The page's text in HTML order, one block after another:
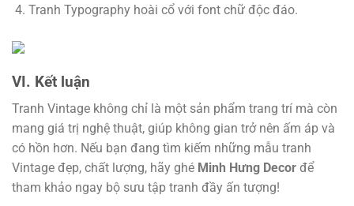
Tranh Typography hoài cổ với font chữ độc đáo.
VI. Kết luận
Tranh Vintage không chỉ là một sản phẩm trang trí mà còn
mang giá trị nghệ thuật, giúp không gian trở nên ấm áp và
có hồn hơn. Nếu bạn đang tìm kiếm những mẫu tranh
Vintage đẹp, chất lượng, hãy ghé Minh Hưng Decor để
tham khảo ngay bộ sưu tập tranh đầy ấn tượng!